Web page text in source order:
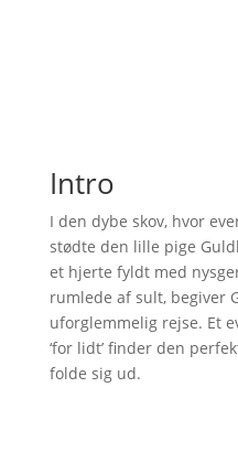
Intro
I den dybe skov, hvor
stødte den lille pige
et hjerte fyldt med
rumlede af sult, begiver
uforglemmelig rejse. Et
‘for lidt’ finder den
folde sig ud.